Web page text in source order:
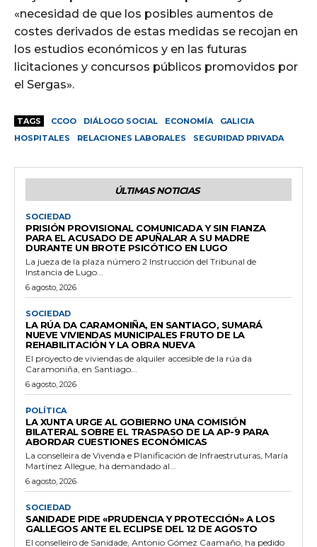
«necesidad de que los posibles aumentos de
costes derivados de estas medidas se recojan en
los estudios económicos y en las futuras
licitaciones y concursos públicos promovidos por
el Sergas».
TAGS CCOO DIÁLOGO SOCIAL ECONOMÍA
GALICIA
HOSPITALES
RELACIONES LABORALES SEGURIDAD PRIVADA
ÚLTIMAS NOTICIAS
SOCIEDAD
PRISIÓN PROVISIONAL COMUNICADA Y SIN FIANZA
PARA EL ACUSADO DE APUÑALAR A SU MADRE
DURANTE UN BROTE PSICÓTICO EN LUGO
La jueza de la plaza número 2 Instrucción del Tribunal de
Instancia de Lugo...
6 agosto, 2026
SOCIEDAD
LA RÚA DA CARAMONIÑA, EN SANTIAGO, SUMARÁ
NUEVE VIVIENDAS MUNICIPALES FRUTO DE LA
REHABILITACIÓN Y LA OBRA NUEVA
El proyecto de viviendas de alquiler accesible de la rúa da
Caramoniña, en Santiago...
6 agosto, 2026
POLÍTICA
LA XUNTA URGE AL GOBIERNO UNA COMISIÓN
BILATERAL SOBRE EL TRASPASO DE LA AP-9 PARA
ABORDAR CUESTIONES ECONÓMICAS
La conselleira de Vivenda e Planificación de Infraestruturas, María
Martínez Allegue, ha demandado al...
6 agosto, 2026
SOCIEDAD
SANIDADE PIDE «PRUDENCIA Y PROTECCIÓN» A LOS
GALLEGOS ANTE EL ECLIPSE DEL 12 DE AGOSTO
El conselleiro de Sanidade, Antonio Gómez Caamaño, ha pedido